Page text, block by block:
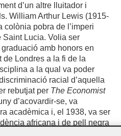
d’un altre lluitador i
William Arthur Lewis (1915-
colònia pobra de l’imperi
Saint Lucia. Volia ser
amb honors en
de Londres a la fi de la
a la qual va poder
racial d’aquella
rebutjat per The Economist
d’acovardir-se, va
acadèmica i, el 1938, va ser
africana i de pell negra